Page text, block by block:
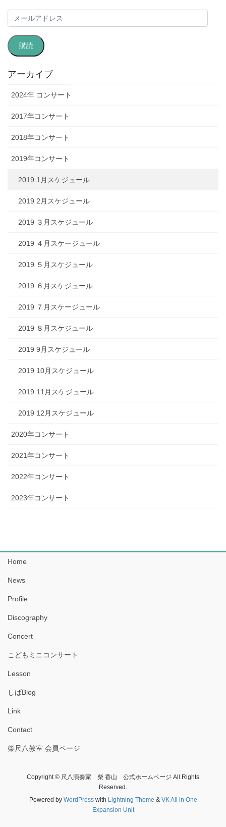
ー
ル
ア
レ
ス
購読
アーカイブ
2024年 コンサート
2017年コンサート
2018年コンサート
2019年コンサート
2019 1月スケジュール
2019 2月スケジュール
2019 ３月スケジュール
2019 ４月スケージュール
2019 ５月スケジュール
2019 ６月スケジュール
2019 ７月スケージュール
2019 ８月スケジュール
2019 9月スケジュール
2019 10月スケジュール
2019 11月スケジュール
2019 12月スケジュール
2020年コンサート
2021年コンサート
2022年コンサート
2023年コンサート
Home
News
Profile
Discography
Concert
こどもミニコンサート
Lesson
しばBlog
Link
Contact
柴尺八教室 会員ページ
Copyright © 尺八演奏家 柴 香山 公式ホームページ All Rights
Reserved.
Powered by WordPresswith Lightning Theme & VK All in One
Expansion Unit